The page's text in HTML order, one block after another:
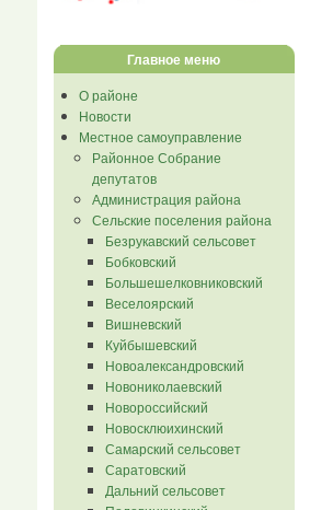
Главное меню
О районе
Новости
Местное самоуправление
Районное Собрание
депутатов
Администрация района
Сельские поселения района
Безрукавский сельсовет
Бобковский
Большешелковниковский
Веселоярский
Вишневский
Куйбышевский
Новоалександровский
Новониколаевский
Новороссийский
Новосклюихинский
Самарский сельсовет
Саратовский
Дальний сельсовет